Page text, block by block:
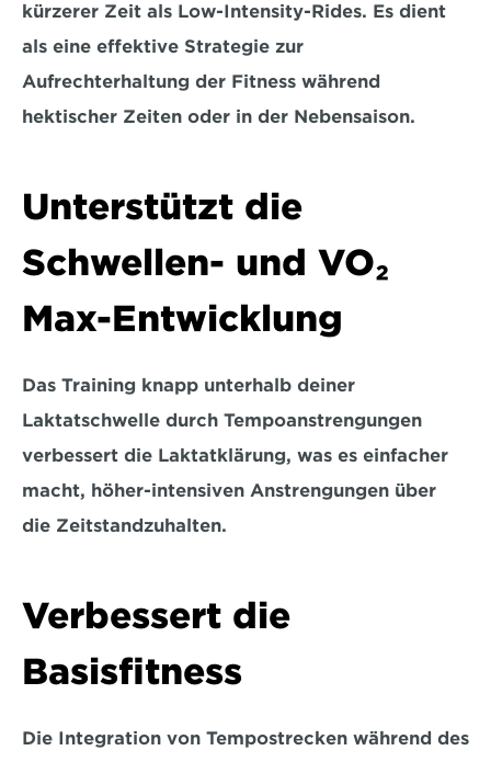
kürzerer Zeit als Low-Intensity-Rides. Es dient
als eine effektive Strategie zur
Aufrechterhaltung der Fitness während
hektischer Zeiten oder in der Nebensaison.
Unterstützt die
Schwellen- und VO₂
Max-Entwicklung
Das Training knapp unterhalb deiner
verbessert die Laktatklärung, was es einfacher
macht, höher-intensiven Anstrengungen über
die Zeitstandzuhalten.
Verbessert die
Basisfitness